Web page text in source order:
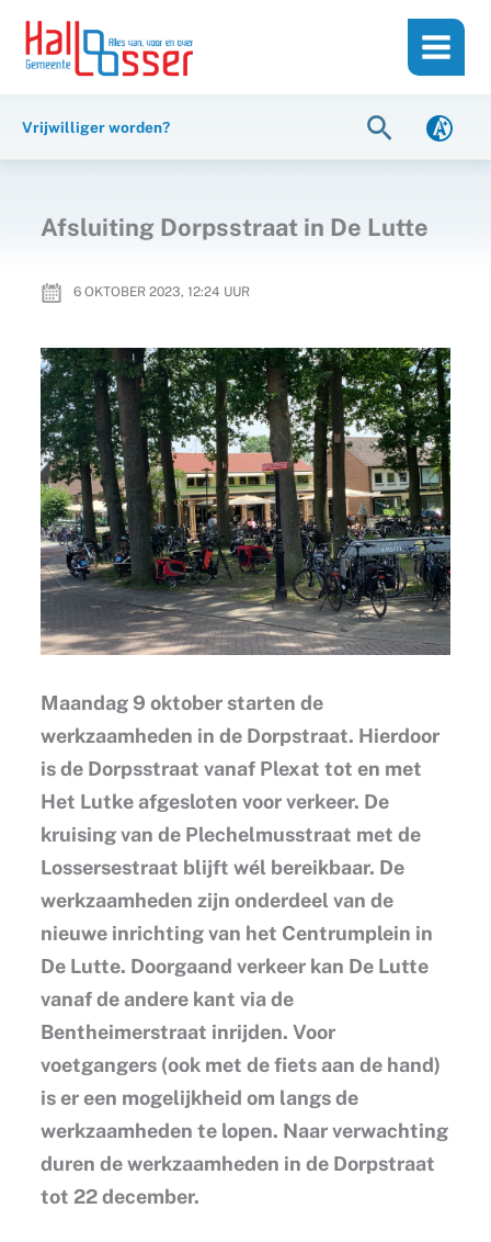
inhoud
naar
Vrijwilliger worden? Zoeken
Afsluiting Dorpsstraat in De Lutte
6 OKTOBER 2023, 12:24 UUR
Maandag 9 oktober starten de
werkzaamheden in de Dorpstraat. Hierdoor
is de Dorpsstraat vanaf Plexat tot en met
Het Lutke afgesloten voor verkeer. De
kruising van de Plechelmusstraat met de
Lossersestraat blijft wél bereikbaar. De
werkzaamheden zijn onderdeel van de
nieuwe inrichting van het Centrumplein in
De Lutte. Doorgaand verkeer kan De Lutte
vanaf de andere kant via de
Bentheimerstraat inrijden. Voor
voetgangers (ook met de fiets aan de hand)
is er een mogelijkheid om langs de
werkzaamheden te lopen. Naar verwachting
duren de werkzaamheden in de Dorpstraat
tot 22 december.